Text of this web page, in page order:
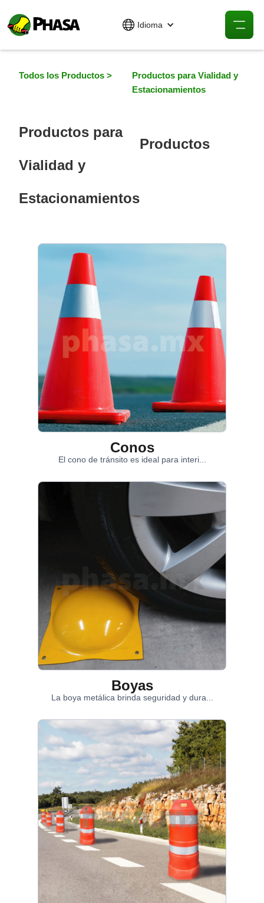
Idioma
Todos los Productos >
Productos para Vialidad y
Estacionamientos
Productos para
Vialidad y
Estacionamientos
Productos
Conos
El cono de tránsito es ideal para interi...
Boyas
La boya metálica brinda seguridad y dura...